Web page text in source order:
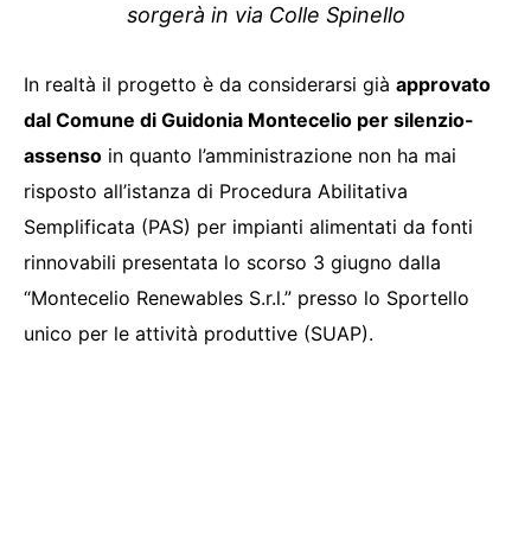
sorgerà in via Colle Spinello
In realtà il progetto è da considerarsi già approvato
dal Comune di Guidonia Montecelio per silenzio-
assenso in quanto l’amministrazione non ha mai
risposto all’istanza di Procedura Abilitativa
Semplificata (PAS) per impianti alimentati da fonti
rinnovabili presentata lo scorso 3 giugno dalla
“Montecelio Renewables S.r.l.” presso lo Sportello
unico per le attività produttive (SUAP).